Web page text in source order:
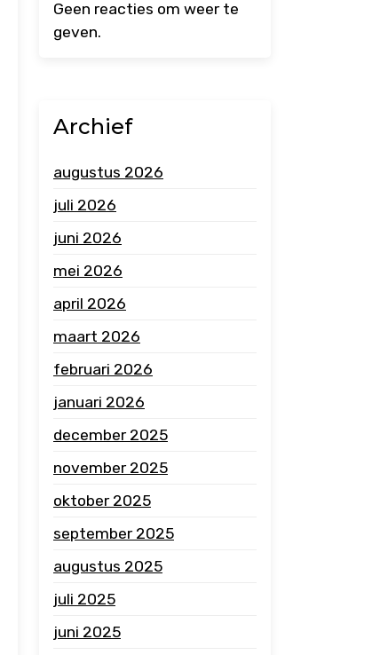
Geen reacties om weer te
geven.
Archief
augustus 2026
juli 2026
juni 2026
mei 2026
april 2026
maart 2026
februari 2026
januari 2026
december 2025
november 2025
oktober 2025
september 2025
augustus 2025
juli 2025
juni 2025